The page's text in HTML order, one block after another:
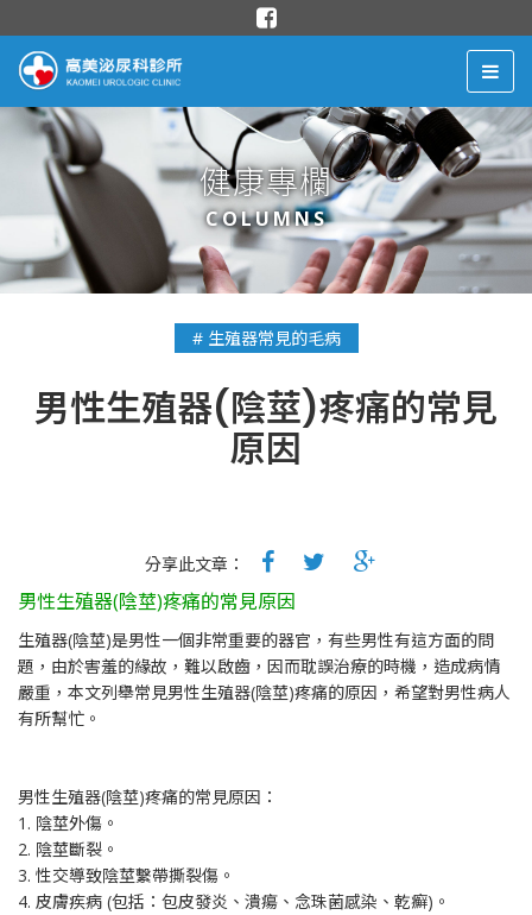
健康專欄
COLUMNS
# 生殖器常見的毛病
男性生殖器(陰莖)疼痛的常見
原因
分享此文章：
男性生殖器(陰莖)疼痛的常見原因
生殖器(陰莖)是男性一個非常重要的器官，有些男性有這方面的問
題，由於害羞的緣故，難以啟齒，因而耽誤治療的時機，造成病情
嚴重，本文列舉常見男性生殖器(陰莖)疼痛的原因，希望對男性病人
有所幫忙。
男性生殖器(陰莖)疼痛的常見原因：
1. 陰莖外傷。
2. 陰莖斷裂。
3. 性交導致陰莖繫帶撕裂傷。
4. 皮膚疾病 (包括：包皮發炎、潰瘍、念珠菌感染、乾癬)。